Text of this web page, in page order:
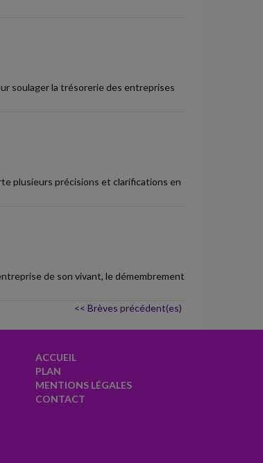
soulager la trésorerie des entreprises
plusieurs précisions et clarifications en
de son vivant, le démembrement
<< Brèves précédent(es)
ACCUEIL
PLAN
MENTIONS LÉGALES
CONTACT